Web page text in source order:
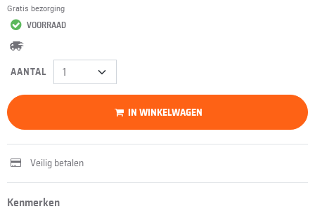
Gratis bezorging
VOORRAAD
AANTAL
IN WINKELWAGEN
Veilig betalen
Kenmerken